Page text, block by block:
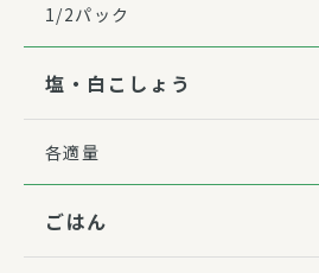
1/2パック
塩・白こしょう
各適量
ごはん